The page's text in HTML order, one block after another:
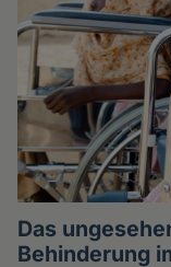
Das
Behinderung